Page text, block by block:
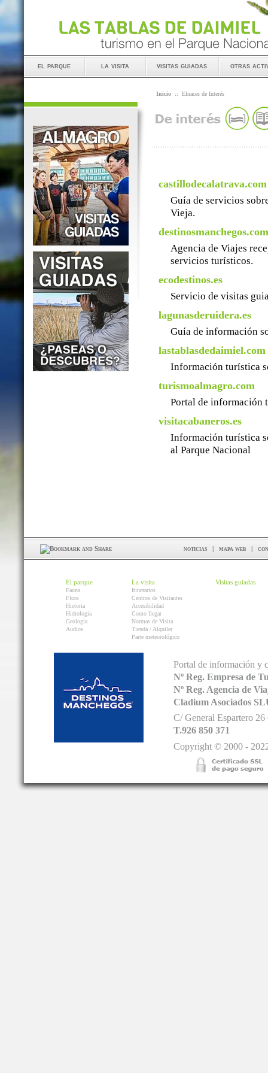
el parque la visita visitas guiadas otras
Inicio :: Elnaces de Interés
castillodecalatrava.com
Guía de servicios
Vieja.
destinosmanchegos.com
Agencia de Viajes
servicios turísticos.
ecodestinos.es
Servicio de visitas
lagunasderuidera.es
Guía de información
lastablasdedaimiel.com
Información turística
turismoalmagro.com
Portal de información
visitacabaneros.es
Información turística
al Parque Nacional
noticias | mapa web |
El parque
Fauna
Flora
Historia
Hidrología
Geología
Audios
La visita
Itinerarios
Centros de Visitantes
Accesibilidad
Como llegar
Normas de Visita
Tienda / Alquiler
Parte meteorológico
Visitas guiadas
Portal de información y
Nº Reg. Empresa de
Nº Reg. Agencia de
Cladium Asociados
C/ General Espartero
T.926 850 371
Copyright © 2000 -